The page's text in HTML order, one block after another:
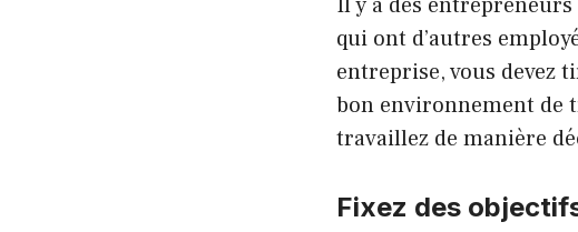
qui ont d’autres
entreprise, vous devez
bon environnement de
travaillez de manière
Fixez des